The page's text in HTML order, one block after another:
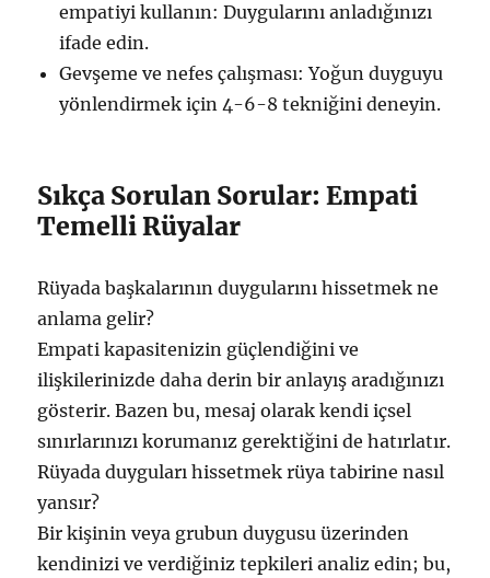
empatiyi kullanın: Duygularını anladığınızı
ifade edin.
Gevşeme ve nefes çalışması: Yoğun duyguyu
yönlendirmek için 4-6-8 tekniğini deneyin.
Sıkça Sorulan Sorular: Empati
Temelli Rüyalar
Rüyada başkalarının duygularını hissetmek ne
anlama gelir?
Empati kapasitenizin güçlendiğini ve
ilişkilerinizde daha derin bir anlayış aradığınızı
gösterir. Bazen bu, mesaj olarak kendi içsel
sınırlarınızı korumanız gerektiğini de hatırlatır.
Rüyada duyguları hissetmek rüya tabirine nasıl
yansır?
Bir kişinin veya grubun duygusu üzerinden
kendinizi ve verdiğiniz tepkileri analiz edin; bu,